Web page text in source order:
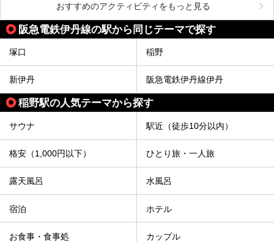
おすすめのアクティビティをもっと見る
阪急電鉄伊丹線の駅から同じテーマで探す
塚口 稲野
新伊丹 阪急電鉄伊丹線伊丹
稲野駅の人気テーマから探す
サウナ 駅近（徒歩10分以内）
格安（1,000円以下） ひとり旅・一人旅
露天風呂 水風呂
宿泊 ホテル
お食事・食事処 カップル